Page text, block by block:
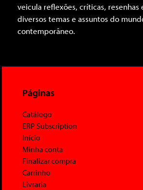
veicula reflexões, críticas, resenhas
diversos temas e assuntos do
contemporâneo.
Páginas
Catálogo
ERP Subscription
Início
Minha conta
Finalizar compra
Carrinho
Livraria